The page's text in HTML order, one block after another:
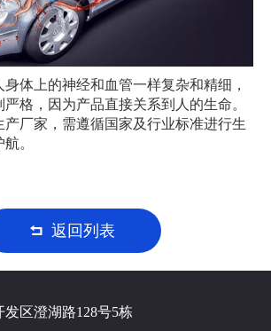
体上的神经和血管一样复杂和精细，
严格，因为产品直接关系到人的生命。
产厂家，需遵循国家及行业标准进行生
。
返回列表
区澄湖路128号5栋